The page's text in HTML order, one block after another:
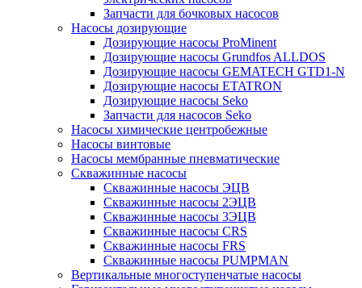
Запчасти для бочковых насосов
Насосы дозирующие
Дозирующие насосы ProMinent
Дозирующие насосы Grundfos ALLDOS
Дозирующие насосы GEMATECH GTD1-N
Дозирующие насосы ETATRON
Дозирующие насосы Seko
Запчасти для насосов Seko
Насосы химические центробежные
Насосы винтовые
Насосы мембранные пневматические
Скважинные насосы
Скважинные насосы ЭЦВ
Скважинные насосы 2ЭЦВ
Скважинные насосы 3ЭЦВ
Скважинные насосы CRS
Скважинные насосы FRS
Скважинные насосы PUMPMAN
Вертикальные многоступенчатые насосы